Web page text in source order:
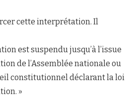
cette interprétation. Il
est suspendu jusqu’à l’issue
de l’Assemblée nationale ou
constitutionnel déclarant la loi
»